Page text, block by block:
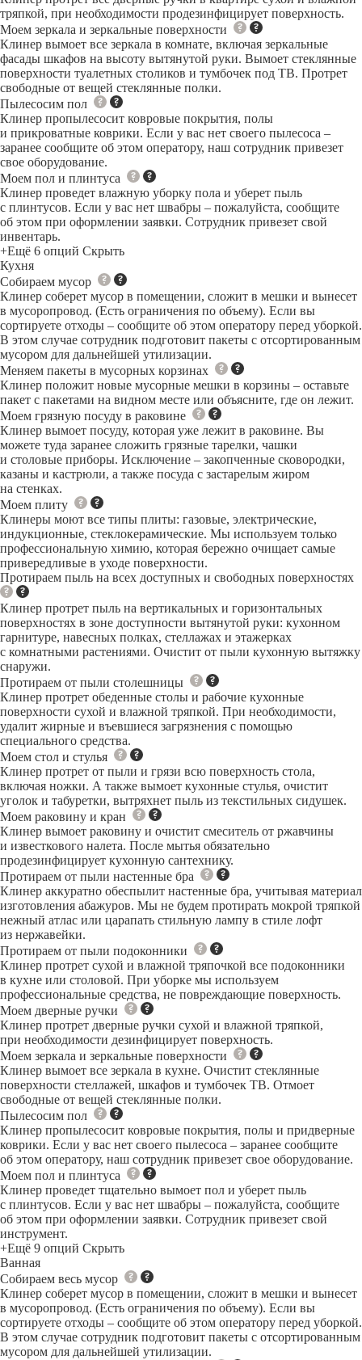
тряпкой, при необходимости продезинфицирует поверхность.
Моем зеркала и зеркальные поверхности
Клинер вымоет все зеркала в комнате, включая зеркальные
фасады шкафов на высоту вытянутой руки. Вымоет стеклянные
поверхности туалетных столиков и тумбочек под ТВ. Протрет
свободные от вещей стеклянные полки.
Пылесосим пол
Клинер пропылесосит ковровые покрытия, полы
и прикроватные коврики. Если у вас нет своего пылесоса –
заранее сообщите об этом оператору, наш сотрудник привезет
свое оборудование.
Моем пол и плинтуса
Клинер проведет влажную уборку пола и уберет пыль
с плинтусов. Если у вас нет швабры – пожалуйста, сообщите
об этом при оформлении заявки. Сотрудник привезет свой
инвентарь.
+Ещё 6 опций Скрыть
Кухня
Собираем мусор
Клинер соберет мусор в помещении, сложит в мешки и вынесет
в мусоропровод. (Есть ограничения по объему). Если вы
сортируете отходы – сообщите об этом оператору перед уборкой.
В этом случае сотрудник подготовит пакеты с отсортированным
мусором для дальнейшей утилизации.
Меняем пакеты в мусорных корзинах
Клинер положит новые мусорные мешки в корзины – оставьте
пакет с пакетами на видном месте или объясните, где он лежит.
Моем грязную посуду в раковине
Клинер вымоет посуду, которая уже лежит в раковине. Вы
можете туда заранее сложить грязные тарелки, чашки
и столовые приборы. Исключение – закопченные сковородки,
казаны и кастрюли, а также посуда с застарелым жиром
на стенках.
Моем плиту
Клинеры моют все типы плиты: газовые, электрические,
индукционные, стеклокерамические. Мы используем только
профессиональную химию, которая бережно очищает самые
привередливые в уходе поверхности.
Протираем пыль на всех доступных и свободных поверхностях
Клинер протрет пыль на вертикальных и горизонтальных
поверхностях в зоне доступности вытянутой руки: кухонном
гарнитуре, навесных полках, стеллажах и этажерках
с комнатными растениями. Очистит от пыли кухонную вытяжку
снаружи.
Протираем от пыли столешницы
Клинер протрет обеденные столы и рабочие кухонные
поверхности сухой и влажной тряпкой. При необходимости,
удалит жирные и въевшиеся загрязнения с помощью
специального средства.
Моем стол и стулья
Клинер протрет от пыли и грязи всю поверхность стола,
включая ножки. А также вымоет кухонные стулья, очистит
уголок и табуретки, вытряхнет пыль из текстильных сидушек.
Моем раковину и кран
Клинер вымоет раковину и очистит смеситель от ржавчины
и известкового налета. После мытья обязательно
продезинфицирует кухонную сантехнику.
Протираем от пыли настенные бра
Клинер аккуратно обеспылит настенные бра, учитывая материал
изготовления абажуров. Мы не будем протирать мокрой тряпкой
нежный атлас или царапать стильную лампу в стиле лофт
из нержавейки.
Протираем от пыли подоконники
Клинер протрет сухой и влажной тряпочкой все подоконники
в кухне или столовой. При уборке мы используем
профессиональные средства, не повреждающие поверхность.
Моем дверные ручки
Клинер протрет дверные ручки сухой и влажной тряпкой,
при необходимости дезинфицирует поверхность.
Моем зеркала и зеркальные поверхности
Клинер вымоет все зеркала в кухне. Очистит стеклянные
поверхности стеллажей, шкафов и тумбочек ТВ. Отмоет
свободные от вещей стеклянные полки.
Пылесосим пол
Клинер пропылесосит ковровые покрытия, полы и придверные
коврики. Если у вас нет своего пылесоса – заранее сообщите
об этом оператору, наш сотрудник привезет свое оборудование.
Моем пол и плинтуса
Клинер проведет тщательно вымоет пол и уберет пыль
с плинтусов. Если у вас нет швабры – пожалуйста, сообщите
об этом при оформлении заявки. Сотрудник привезет свой
инструмент.
+Ещё 9 опций Скрыть
Ванная
Собираем весь мусор
Клинер соберет мусор в помещении, сложит в мешки и вынесет
в мусоропровод. (Есть ограничения по объему). Если вы
сортируете отходы – сообщите об этом оператору перед уборкой.
В этом случае сотрудник подготовит пакеты с отсортированным
мусором для дальнейшей утилизации.